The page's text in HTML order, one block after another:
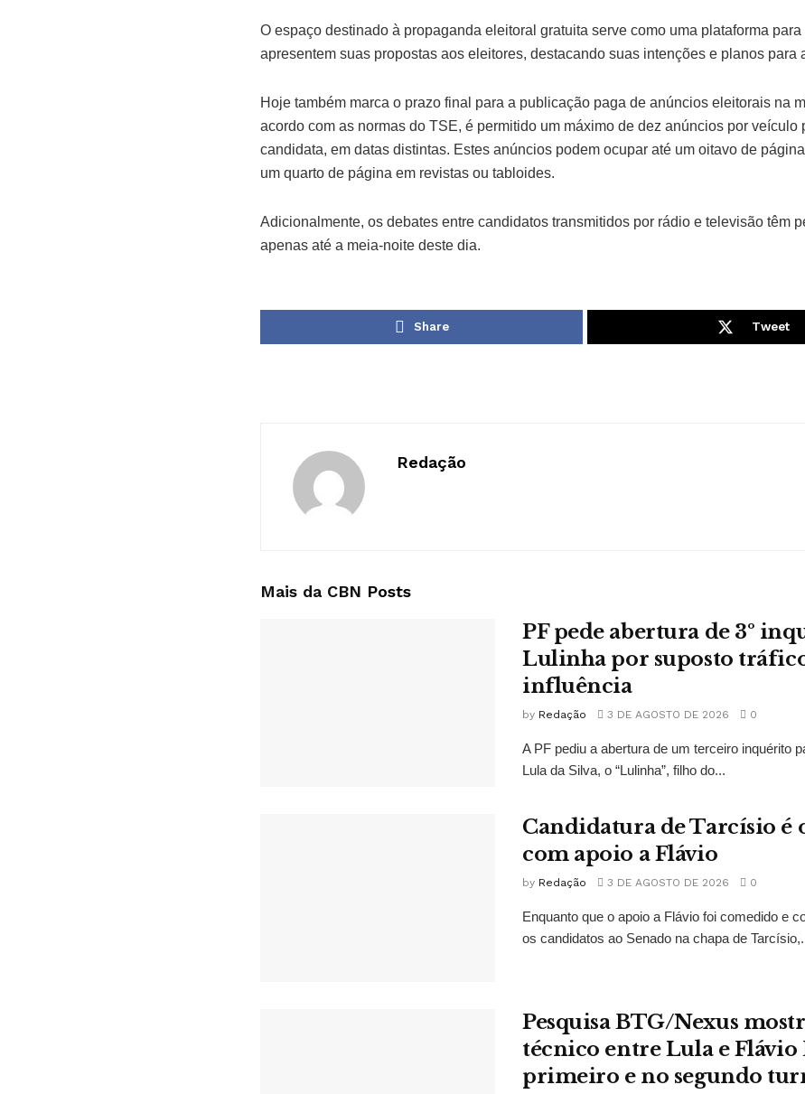
O espaço destinado à propaganda eleitoral gratuita serve como uma plataforma
apresentem suas propostas aos eleitores, destacando suas intenções e planos para
Hoje também marca o prazo final para a publicação paga de anúncios eleitorais na
acordo com as normas do TSE, é permitido um máximo de dez anúncios por veículo
candidata, em datas distintas. Estes anúncios podem ocupar até um oitavo de
um quarto de página em revistas ou tabloides.
Adicionalmente, os debates entre candidatos transmitidos por rádio e televisão têm
apenas até a meia-noite deste dia.
Share Tweet
Redação
Mais da CBN Posts
PF pede abertura de 3º
Lulinha por suposto
influência
by Redação 3 DE AGOSTO DE 2026 0
A PF pediu a abertura de um terceiro inquérito
Lula da Silva, o “Lulinha”, filho do...
Candidatura de Tarcísio é
com apoio a Flávio
by Redação 3 DE AGOSTO DE 2026 0
Enquanto que o apoio a Flávio foi comedido e
os candidatos ao Senado na chapa de
Pesquisa BTG/Nexus
técnico entre Lula e Flávio
primeiro e no segundo